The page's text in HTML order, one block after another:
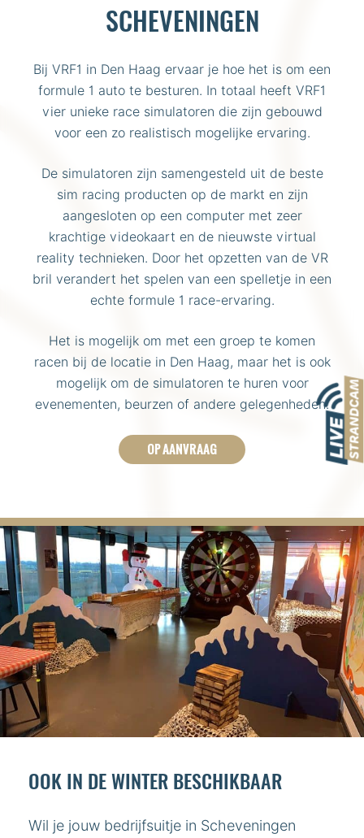
SCHEVENINGEN
Bij VRF1 in Den Haag ervaar je hoe het is om een
formule 1 auto te besturen. In totaal heeft VRF1
vier unieke race simulatoren die zijn gebouwd
voor een zo realistisch mogelijke ervaring.
De simulatoren zijn samengesteld uit de beste
sim racing producten op de markt en zijn
aangesloten op een computer met zeer
krachtige videokaart en de nieuwste virtual
reality technieken. Door het opzetten van de VR
bril verandert het spelen van een spelletje in een
echte formule 1 race-ervaring.
Het is mogelijk om met een groep te komen
racen bij de locatie in Den Haag, maar het is ook
mogelijk om de simulatoren te huren voor
evenementen, beurzen of andere gelegenheden.
OP AANVRAAG
OOK IN DE WINTER BESCHIKBAAR
Wil je jouw bedrijfsuitje in Scheveningen